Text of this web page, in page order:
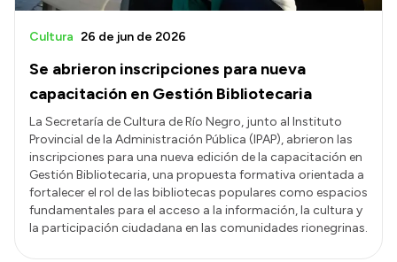
Se abrieron inscripciones para nueva
capacitación en Gestión Bibliotecaria
Cultura 26 de jun de 2026
La Secretaría de Cultura de Río Negro, junto al Instituto
Provincial de la Administración Pública (IPAP), abrieron las
inscripciones para una nueva edición de la capacitación en
Gestión Bibliotecaria, una propuesta formativa orientada a
fortalecer el rol de las bibliotecas populares como espacios
fundamentales para el acceso a la información, la cultura y
la participación ciudadana en las comunidades rionegrinas.